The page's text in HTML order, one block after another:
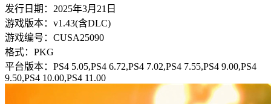
发行日期：2025年3月21日
游戏版本：v1.43(含DLC)
游戏编号：CUSA25090
格式：PKG
平台版本：PS4 5.05,PS4 6.72,PS4 7.02,PS4 7.55,PS4 9.00,PS4
9.50,PS4 10.00,PS4 11.00